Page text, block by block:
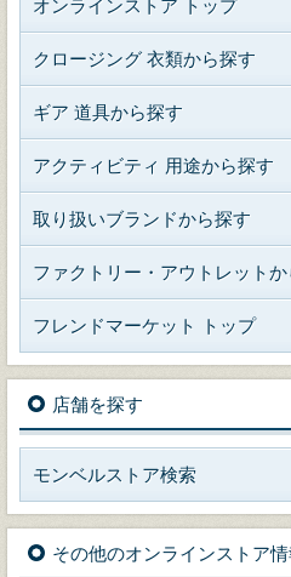
オンラインストア トップ
クロージング 衣類から探す
ギア 道具から探す
アクティビティ 用途から探す
取り扱いブランドから探す
ファクトリー・アウトレットか
フレンドマーケット トップ
店舗を探す
モンベルストア検索
その他のオンラインストア情